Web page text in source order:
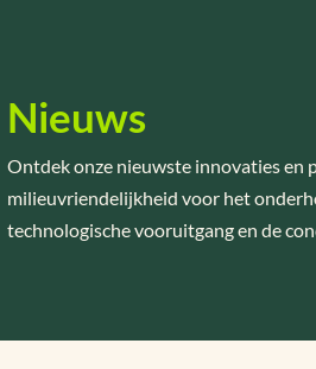
Nieuws
Ontdek onze nieuwste innovaties en
milieuvriendelijkheid voor het
technologische vooruitgang en de